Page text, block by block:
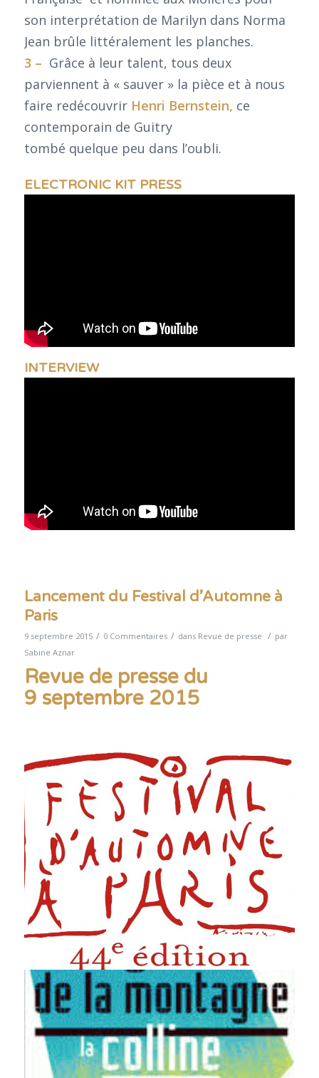
son interprétation de Marilyn dans Norma
Jean brûle littéralement les planches.
3 – Grâce à leur talent, tous deux
parviennent à « sauver » la pièce et à nous
faire redécouvrir Henri Bernstein, ce
contemporain de Guitry
tombé quelque peu dans l’oubli.
ELECTRONIC KIT PRESS
INTERVIEW
Lancement du Festival d’Automne à
Paris
9 septembre 2015 / 0 Commentaires / dans Revue de presse / par
Sabine Aznar
Revue de presse du
9 septembre 2015